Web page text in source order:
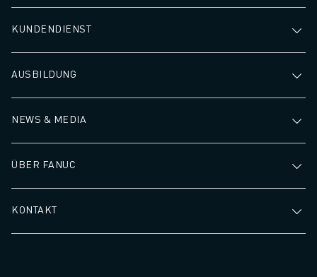
KUNDENDIENST
AUSBILDUNG
NEWS & MEDIA
ÜBER FANUC
KONTAKT